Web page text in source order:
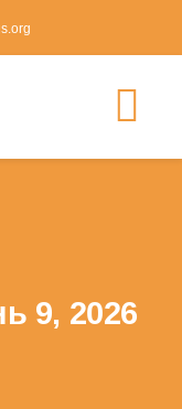
9, 2026